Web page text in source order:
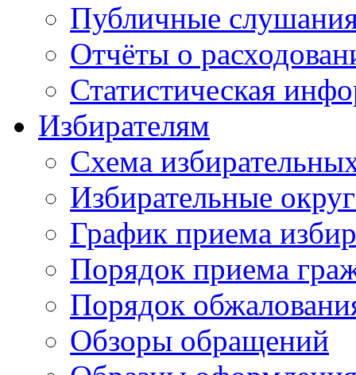
Публичные
Отчёты о
Статистическая
Избирателям
Схема
Избирательные
График приема
Порядок приема
Порядок
Обзоры обращений